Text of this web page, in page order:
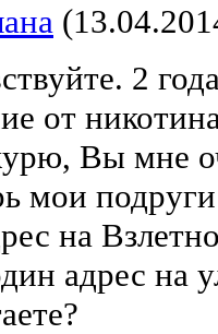
2
от
Вы мне
мои
на
адрес на